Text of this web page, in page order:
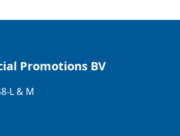
Promotions BV
L & M